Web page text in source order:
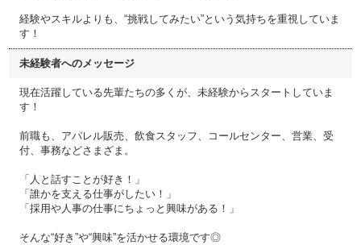
経験やスキルよりも、“挑戦してみたい”という気持ちを重視していま
す！
未経験者へのメッセージ
現在活躍している先輩たちの多くが、未経験からスタートしていま
す！
前職も、アパレル販売、飲食スタッフ、コールセンター、営業、受
付、事務などさまざま。
「人と話すことが好き！」
「誰かを支える仕事がしたい！」
「採用や人事の仕事にちょっと興味がある！」
そんな“好き”や“興味”を活かせる環境です◎